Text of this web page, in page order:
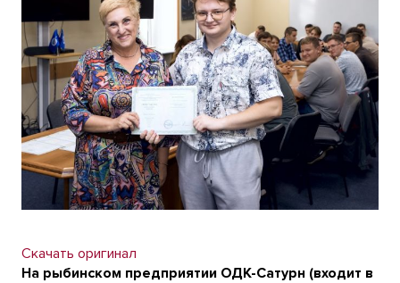
Скачать оригинал
На рыбинском предприятии ОДК-Сатурн (входит в